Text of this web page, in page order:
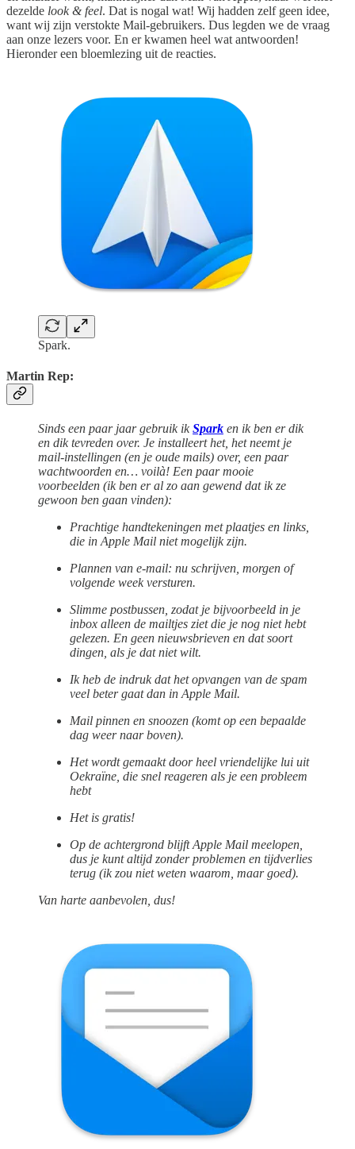
dezelde look & feel. Dat is nogal wat! Wij hadden zelf geen idee,
want wij zijn verstokte Mail-gebruikers. Dus legden we de vraag
aan onze lezers voor. En er kwamen heel wat antwoorden!
Hieronder een bloemlezing uit de reacties.
Spark.
Martin Rep:
Sinds een paar jaar gebruik ikSpark en ik ben er dik
en dik tevreden over. Je installeert het, het neemt je
mail-instellingen (en je oude mails) over, een paar
wachtwoorden en… voilà! Een paar mooie
voorbeelden (ik ben er al zo aan gewend dat ik ze
gewoon ben gaan vinden):
Prachtige handtekeningen met plaatjes en links,
die in Apple Mail niet mogelijk zijn.
Plannen van e-mail: nu schrijven, morgen of
volgende week versturen.
Slimme postbussen, zodat je bijvoorbeeld in je
inbox alleen de mailtjes ziet die je nog niet hebt
gelezen. En geen nieuwsbrieven en dat soort
dingen, als je dat niet wilt.
Ik heb de indruk dat het opvangen van de spam
veel beter gaat dan in Apple Mail.
Mail pinnen en snoozen (komt op een bepaalde
dag weer naar boven).
Het wordt gemaakt door heel vriendelijke lui uit
Oekraïne, die snel reageren als je een probleem
hebt
Het is gratis!
Op de achtergrond blijft Apple Mail meelopen,
dus je kunt altijd zonder problemen en tijdverlies
terug (ik zou niet weten waarom, maar goed).
Van harte aanbevolen, dus!